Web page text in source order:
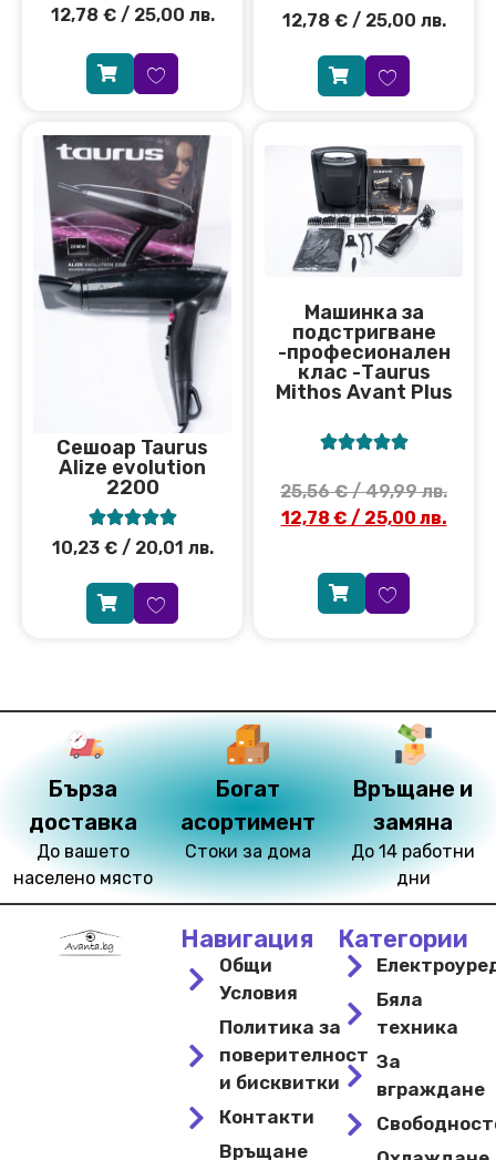
12,78 €/ 25,00 лв. 12,78 €/ 25,00 лв.
Сешоар Taurus
Аlize evolution
2200

10,23 €/ 20,01 лв.
Машинка за
подстригване
-професионален
клас -Тaurus
Mithos Avant Plus

25,56€/ 49,99 лв.
12,78 € / 25,00 лв.
Бърза
доставка
До вашето
населено място
Богат
асортимент
Стоки за дома
Връщане и
замяна
До 14 работни
дни
Навигация
Общи
Условия
Политика за
поверителност
и бисквитки
Контакти
Връщане
Категории
Бяла
техника
За
вграждане